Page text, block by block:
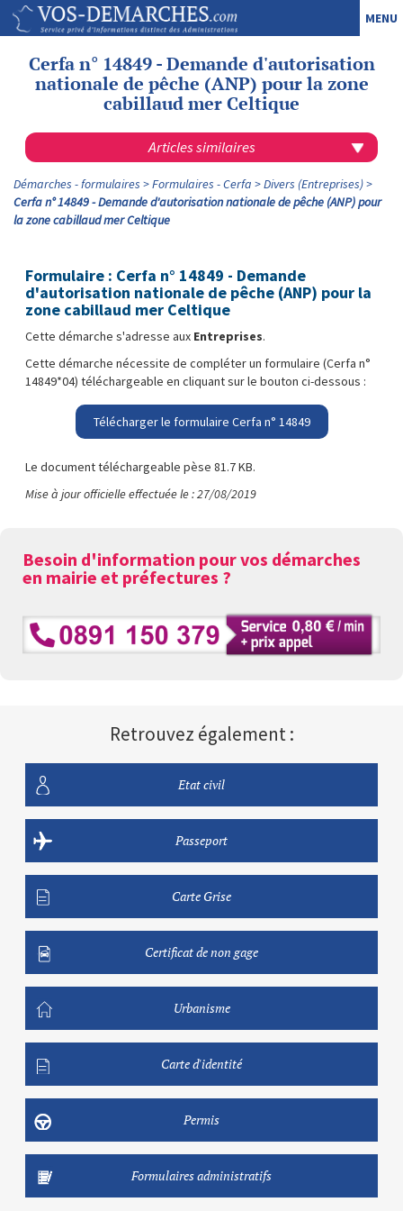
MENU
Cerfa n° 14849 - Demande d'autorisation
nationale de pêche (ANP) pour la zone
cabillaud mer Celtique
Articles similaires
Démarches - formulaires Formulaires - Cerfa
Divers (Entreprises)
Cerfa n° 14849 - Demande d'autorisation nationale de pêche (ANP) pour
la zone cabillaud mer Celtique
Formulaire : Cerfa n° 14849 - Demande
d'autorisation nationale de pêche (ANP) pour la
zone cabillaud mer Celtique
Cette démarche s'adresse aux Entreprises.
Cette démarche nécessite de compléter un formulaire (Cerfa n°
14849*04) téléchargeable en cliquant sur le bouton ci-dessous :
Télécharger le formulaire Cerfa n° 14849
Le document téléchargeable pèse 81.7 KB.
Mise à jour officielle effectuée le : 27/08/2019
Besoin d'information pour vos démarches
en mairie et préfectures ?
Retrouvez également :
Etat civil
Passeport
Carte Grise
Certificat de non gage
Urbanisme
Carte d'identité
Permis
Formulaires administratifs